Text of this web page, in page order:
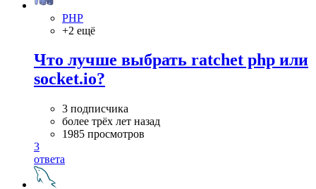
PHP
+2 ещё
Что лучше выбрать ratchet php или
socket.io?
3 подписчика
более трёх лет назад
1985 просмотров
3
ответа